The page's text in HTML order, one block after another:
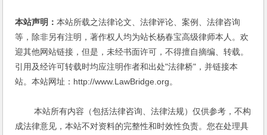
本站声明：本站所载之法律论文、法律评论、案例、法律咨询
等，除非另有注明，著作权人均为站长杨春宝高级律师本人。欢
迎其他网站链接，但是，未经书面许可，不得擅自摘编、转载。
引用及经许可转载时均应注明作者和出处"法律桥"，并链接本
站。本站网址：http://www.LawBridge.org。
本站所有内容（包括法律咨询、法律法规）仅供参考，不构
成法律意见，本站不对资料的完整性和时效性负责。您在处理具